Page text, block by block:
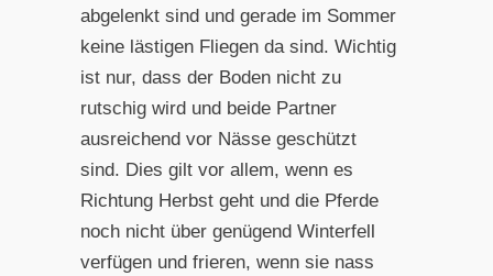
abgelenkt sind und gerade im Sommer
keine lästigen Fliegen da sind. Wichtig
ist nur, dass der Boden nicht zu
rutschig wird und beide Partner
ausreichend vor Nässe geschützt
sind. Dies gilt vor allem, wenn es
Richtung Herbst geht und die Pferde
noch nicht über genügend Winterfell
verfügen und frieren, wenn sie nass